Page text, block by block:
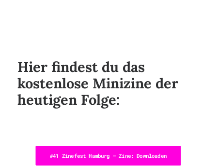
Hier findest du das
kostenlose Minizine der
heutigen Folge:
#41 Zinefest Hamburg – Zine: Downloaden